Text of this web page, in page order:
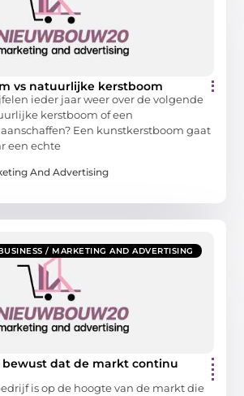
vs natuurlijke kerstboom
ieder jaar weer over de volgende
kerstboom of een
Een kunstkerstboom gaat
een echte
And Advertising
/ MARKETING AND ADVERTISING
bewust dat de markt continu
is op de hoogte van de markt die